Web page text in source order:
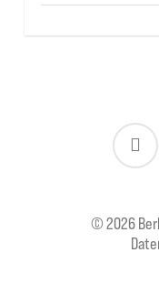
twitter
© 2026